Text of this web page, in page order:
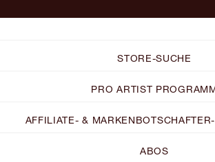
STORE-SUCHE
PRO ARTIST
AFFILIATE- &
ABOS